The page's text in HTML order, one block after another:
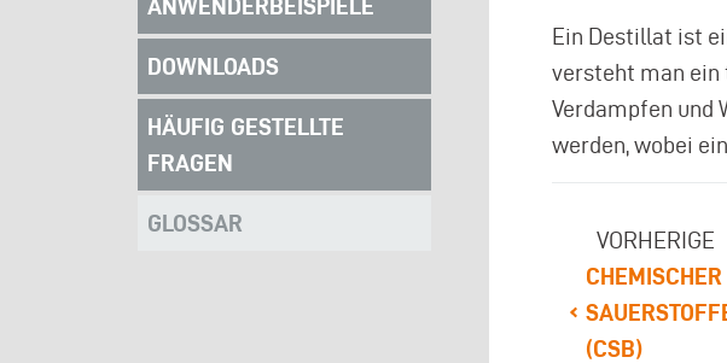
Ein Destillat ist
versteht man ein
Verdampfen und
werden, wobei
VORHERIGE
CHEMISCHER
(CSB)
ANWENDERBEISPIELE
DOWNLOADS
HÄUFIG GESTELLTE
FRAGEN
GLOSSAR